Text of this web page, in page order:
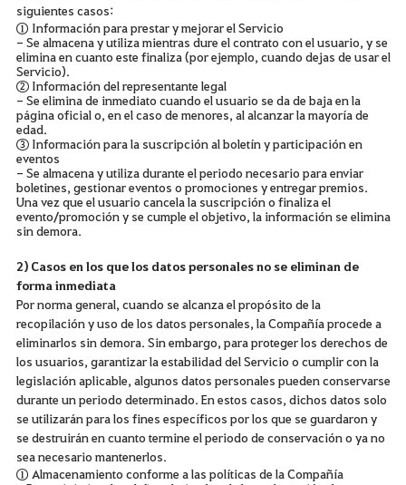
siguientes casos:
① Información para prestar y mejorar el Servicio
- Se almacena y utiliza mientras dure el contrato con el usuario, y se
elimina en cuanto este finaliza (por ejemplo, cuando dejas de usar el
Servicio).
② Información del representante legal
- Se elimina de inmediato cuando el usuario se da de baja en la
página oficial o, en el caso de menores, al alcanzar la mayoría de
edad.
③ Información para la suscripción al boletín y participación en
eventos
- Se almacena y utiliza durante el periodo necesario para enviar
boletines, gestionar eventos o promociones y entregar premios.
Una vez que el usuario cancela la suscripción o finaliza el
evento/promoción y se cumple el objetivo, la información se elimina
sin demora.
2) Casos en los que los datos personales no se eliminan de
forma inmediata
Por norma general, cuando se alcanza el propósito de la
recopilación y uso de los datos personales, la Compañía procede a
eliminarlos sin demora. Sin embargo, para proteger los derechos de
los usuarios, garantizar la estabilidad del Servicio o cumplir con la
legislación aplicable, algunos datos personales pueden conservarse
durante un periodo determinado. En estos casos, dichos datos solo
se utilizarán para los fines específicos por los que se guardaron y
se destruirán en cuanto termine el periodo de conservación o ya no
sea necesario mantenerlos.
① Almacenamiento conforme a las políticas de la Compañía